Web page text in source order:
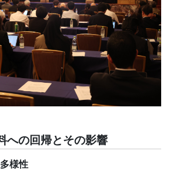
への回帰とその影響
様性